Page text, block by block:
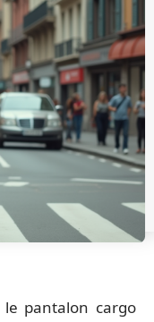
pantalon cargo